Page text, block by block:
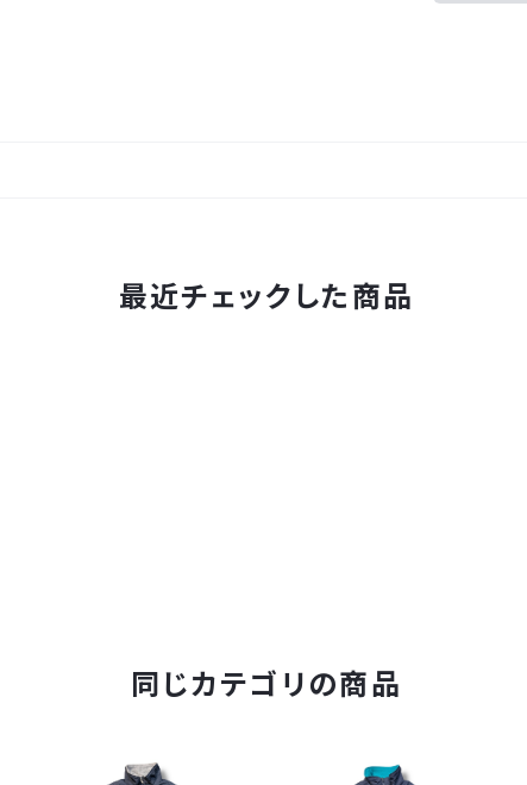
最近チェックした商品
同じカテゴリの商品